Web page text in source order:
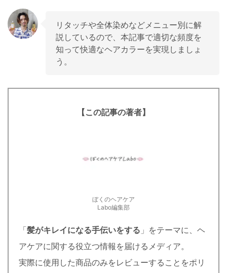
リタッチや全体染めなどメニュー別に解
説しているので、本記事で適切な頻度を
知って快適なヘアカラーを実現しましょ
う。
【この記事の著者】
ぼくのヘアケア
Labo編集部
「髪がキレイになる手伝いをする 」をテーマに、ヘ
アケアに関する役立つ情報を届けるメディア。
実際に使用した商品のみをレビューすることをポリ